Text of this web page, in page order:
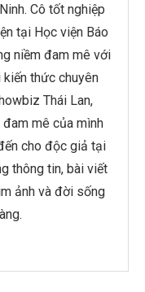
Cô tốt nghiệp
tại Học viện Báo
niềm đam mê với
thức chuyên
Thái Lan,
đam mê của mình
cho độc giả tại
thông tin, bài viết
ảnh và đời sống